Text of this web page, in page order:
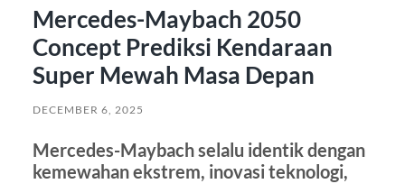
Mercedes-Maybach 2050
Concept Prediksi Kendaraan
Super Mewah Masa Depan
DECEMBER 6, 2025
Mercedes-Maybach selalu identik dengan
kemewahan ekstrem, inovasi teknologi,